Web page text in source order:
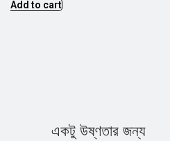
Add to cart
একটু উষ্ণতার জন্য